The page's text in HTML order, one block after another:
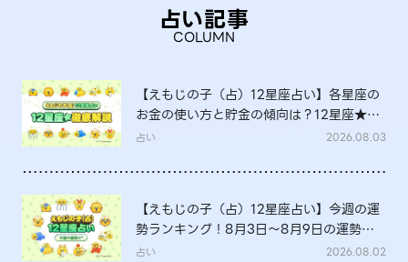
占い記事
COLUMN
【えもじの子（占）12星座占い】各星座の
お金の使い方と貯金の傾向は？12星座★徹
底解説
占い 2026.08.03
【えもじの子（占）12星座占い】今週の運
勢ランキング！8月3日～8月9日の運勢
は？
占い 2026.08.02